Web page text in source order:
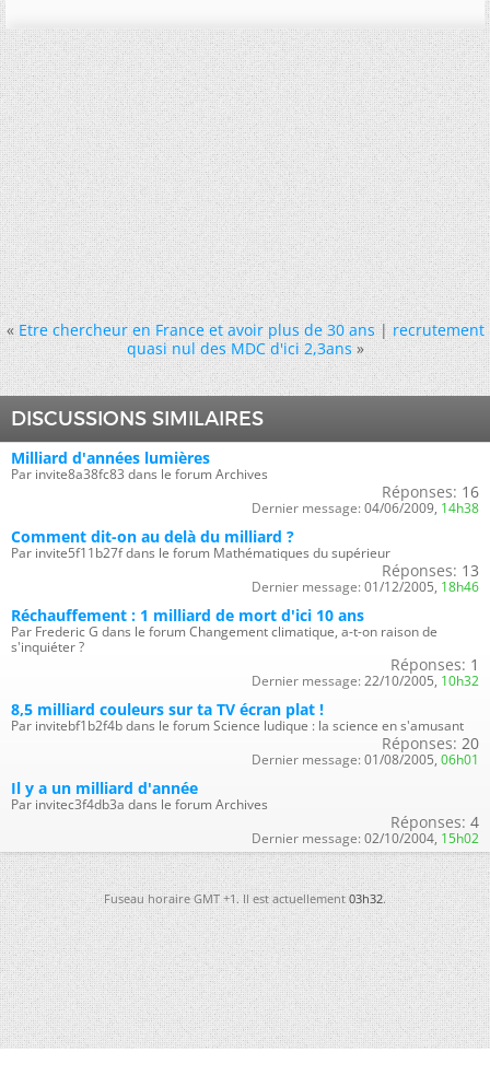
« Etre chercheur en France et avoir plus de 30 ans|recrutement
quasi nul des MDC d'ici 2,3ans »
DISCUSSIONS SIMILAIRES
Milliard d'années lumières
Par invite8a38fc83 dans le forum Archives
Réponses: 16
Dernier message: 04/06/2009, 14h38
Comment dit-on au delà du milliard ?
Par invite5f11b27f dans le forum Mathématiques du supérieur
Réponses: 13
Dernier message: 01/12/2005, 18h46
Réchauffement : 1 milliard de mort d'ici 10 ans
Par Frederic G dans le forum Changement climatique, a-t-on raison de
s'inquiéter ?
Réponses: 1
Dernier message: 22/10/2005, 10h32
8,5 milliard couleurs sur ta TV écran plat !
Par invitebf1b2f4b dans le forum Science ludique : la science en s'amusant
Réponses: 20
Dernier message: 01/08/2005, 06h01
Il y a un milliard d'année
Par invitec3f4db3a dans le forum Archives
Réponses: 4
Dernier message: 02/10/2004, 15h02
Fuseau horaire GMT +1. Il est actuellement03h32.